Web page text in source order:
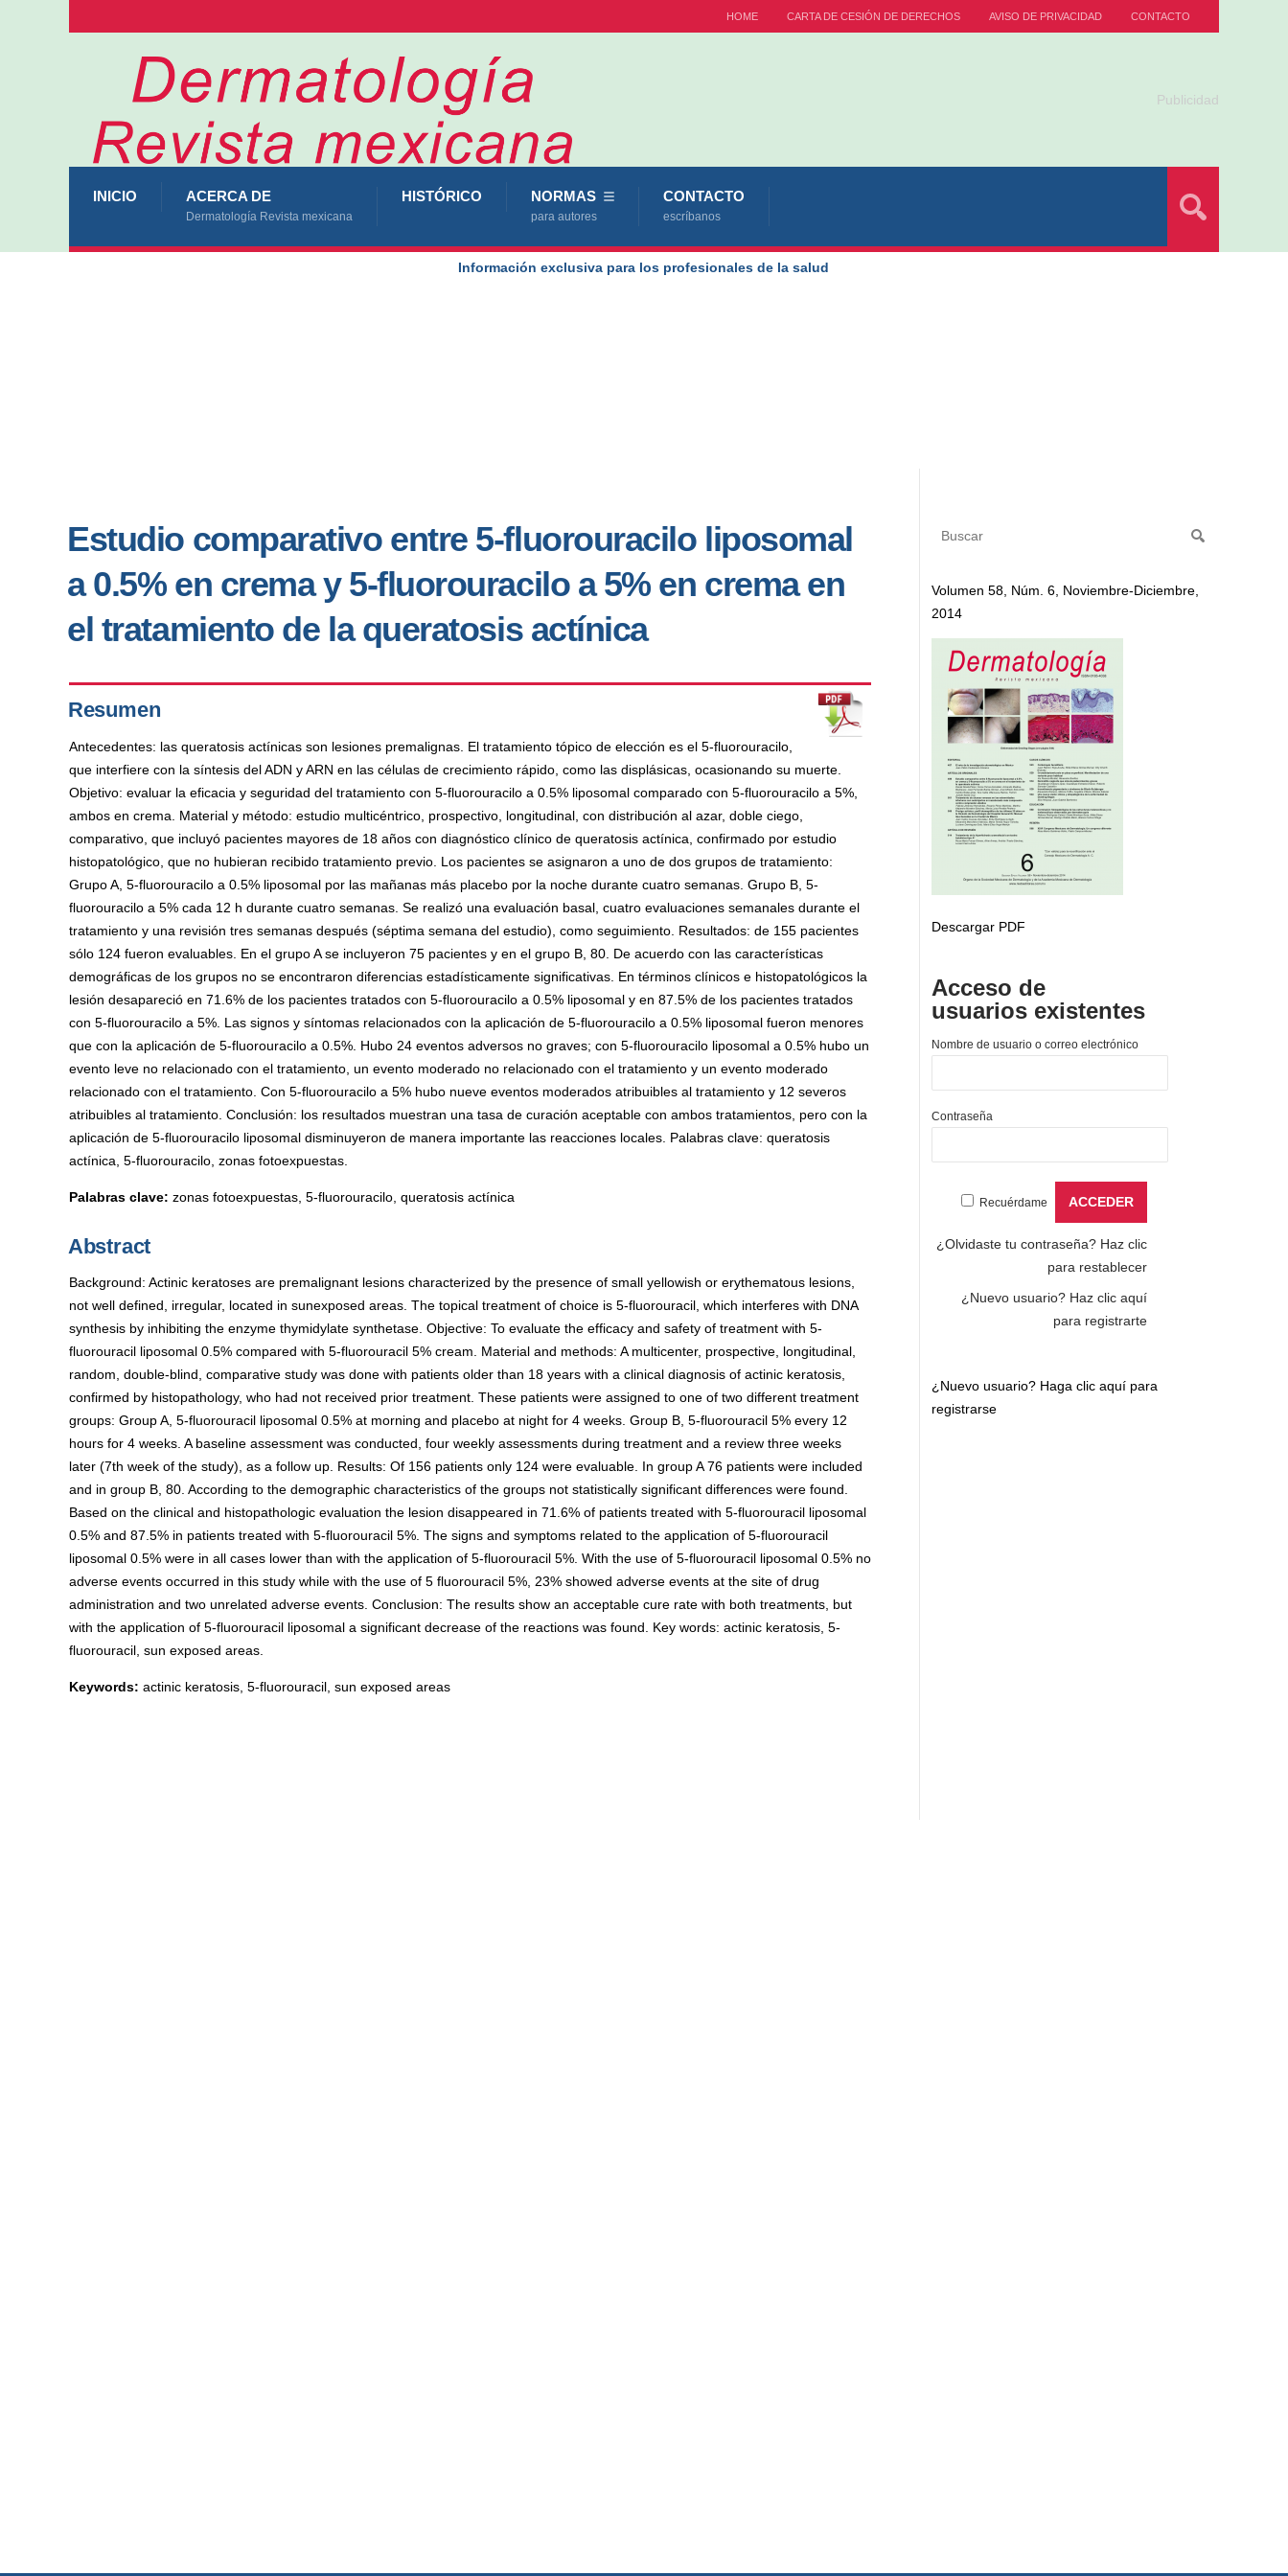
HOME CARTA DE CESIÓN DE DERECHOS AVISO DE PRIVACIDAD CONTACTO
Publicidad
INICIO ACERCA DE
Dermatología Revista mexicana
HISTÓRICO NORMAS
para autores
CONTACTO
escríbanos
Información exclusiva para los profesionales de la salud
Estudio comparativo entre 5-fluorouracilo liposomal
a 0.5% en crema y 5-fluorouracilo a 5% en crema en
el tratamiento de la queratosis actínica
Resumen
Antecedentes: las queratosis actínicas son lesiones premalignas. El tratamiento tópico de elección es el 5-fluorouracilo,
que interfiere con la síntesis del ADN y ARN en las células de crecimiento rápido, como las displásicas, ocasionando su muerte.
Objetivo: evaluar la eficacia y seguridad del tratamiento con 5-fluorouracilo a 0.5% liposomal comparado con 5-fluorouracilo a 5%,
ambos en crema. Material y método: estudio multicéntrico, prospectivo, longitudinal, con distribución al azar, doble ciego,
comparativo, que incluyó pacientes mayores de 18 años con diagnóstico clínico de queratosis actínica, confirmado por estudio
histopatológico, que no hubieran recibido tratamiento previo. Los pacientes se asignaron a uno de dos grupos de tratamiento:
Grupo A, 5-fluorouracilo a 0.5% liposomal por las mañanas más placebo por la noche durante cuatro semanas. Grupo B, 5-
fluorouracilo a 5% cada 12 h durante cuatro semanas. Se realizó una evaluación basal, cuatro evaluaciones semanales durante el
tratamiento y una revisión tres semanas después (séptima semana del estudio), como seguimiento. Resultados: de 155 pacientes
sólo 124 fueron evaluables. En el grupo A se incluyeron 75 pacientes y en el grupo B, 80. De acuerdo con las características
demográficas de los grupos no se encontraron diferencias estadísticamente significativas. En términos clínicos e histopatológicos la
lesión desapareció en 71.6% de los pacientes tratados con 5-fluorouracilo a 0.5% liposomal y en 87.5% de los pacientes tratados
con 5-fluorouracilo a 5%. Las signos y síntomas relacionados con la aplicación de 5-fluorouracilo a 0.5% liposomal fueron menores
que con la aplicación de 5-fluorouracilo a 0.5%. Hubo 24 eventos adversos no graves; con 5-fluorouracilo liposomal a 0.5% hubo un
evento leve no relacionado con el tratamiento, un evento moderado no relacionado con el tratamiento y un evento moderado
relacionado con el tratamiento. Con 5-fluorouracilo a 5% hubo nueve eventos moderados atribuibles al tratamiento y 12 severos
atribuibles al tratamiento. Conclusión: los resultados muestran una tasa de curación aceptable con ambos tratamientos, pero con la
aplicación de 5-fluorouracilo liposomal disminuyeron de manera importante las reacciones locales. Palabras clave: queratosis
actínica, 5-fluorouracilo, zonas fotoexpuestas.
Palabras clave: zonas fotoexpuestas, 5-fluorouracilo, queratosis actínica
Abstract
Background: Actinic keratoses are premalignant lesions characterized by the presence of small yellowish or erythematous lesions,
not well defined, irregular, located in sunexposed areas. The topical treatment of choice is 5-fluorouracil, which interferes with DNA
synthesis by inhibiting the enzyme thymidylate synthetase. Objective: To evaluate the efficacy and safety of treatment with 5-
fluorouracil liposomal 0.5% compared with 5-fluorouracil 5% cream. Material and methods: A multicenter, prospective, longitudinal,
random, double-blind, comparative study was done with patients older than 18 years with a clinical diagnosis of actinic keratosis,
confirmed by histopathology, who had not received prior treatment. These patients were assigned to one of two different treatment
groups: Group A, 5-fluorouracil liposomal 0.5% at morning and placebo at night for 4 weeks. Group B, 5-fluorouracil 5% every 12
hours for 4 weeks. A baseline assessment was conducted, four weekly assessments during treatment and a review three weeks
later (7th week of the study), as a follow up. Results: Of 156 patients only 124 were evaluable. In group A 76 patients were included
and in group B, 80. According to the demographic characteristics of the groups not statistically significant differences were found.
Based on the clinical and histopathologic evaluation the lesion disappeared in 71.6% of patients treated with 5-fluorouracil liposomal
0.5% and 87.5% in patients treated with 5-fluorouracil 5%. The signs and symptoms related to the application of 5-fluorouracil
liposomal 0.5% were in all cases lower than with the application of 5-fluorouracil 5%. With the use of 5-fluorouracil liposomal 0.5% no
adverse events occurred in this study while with the use of 5 fluorouracil 5%, 23% showed adverse events at the site of drug
administration and two unrelated adverse events. Conclusion: The results show an acceptable cure rate with both treatments, but
with the application of 5-fluorouracil liposomal a significant decrease of the reactions was found. Key words: actinic keratosis, 5-
fluorouracil, sun exposed areas.
Keywords: actinic keratosis, 5-fluorouracil, sun exposed areas
Volumen 58, Núm. 6, Noviembre-Diciembre,
2014
Descargar PDF
Acceso de
usuarios existentes
Nombre de usuario o correo electrónico
Contraseña
Recuérdame
¿Olvidaste tu contraseña? Haz clic
para restablecer
¿Nuevo usuario? Haz clic aquí
para registrarte
¿Nuevo usuario? Haga clic aquí para
registrarse